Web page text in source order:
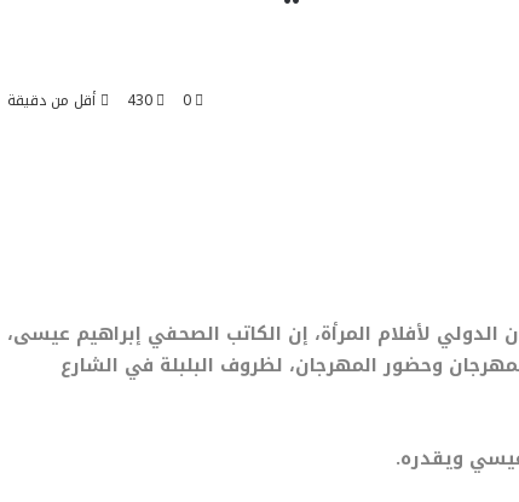
0
430 أقل من دقيقة
لأفلام المرأة، إن الكاتب الصحفي إبراهيم عيسى،
وحضور المهرجان، لظروف البلبلة في الشارع
ويقدره.